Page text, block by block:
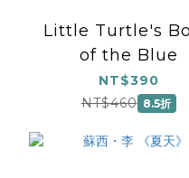
Little Turtle's
of the Blue
NT$390
NT$460 8.5折